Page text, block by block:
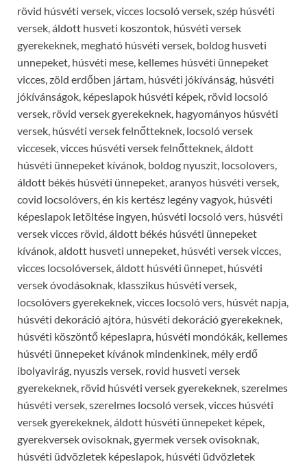
rövid húsvéti versek, vicces locsoló versek, szép húsvéti
versek, áldott husveti koszontok, húsvéti versek
gyerekeknek, megható húsvéti versek, boldog husveti
unnepeket, húsvéti mese, kellemes húsvéti ünnepeket
vicces, zöld erdőben jártam, húsvéti jókívánság, húsvéti
jókívánságok, képeslapok húsvéti képek, rövid locsoló
versek, rövid versek gyerekeknek, hagyományos húsvéti
versek, húsvéti versek felnőtteknek, locsoló versek
viccesek, vicces húsvéti versek felnőtteknek, áldott
húsvéti ünnepeket kívánok, boldog nyuszit, locsolovers,
áldott békés húsvéti ünnepeket, aranyos húsvéti versek,
covid locsolóvers, én kis kertész legény vagyok, húsvéti
képeslapok letöltése ingyen, húsvéti locsoló vers, húsvéti
versek vicces rövid, áldott békés húsvéti ünnepeket
kívánok, aldott husveti unnepeket, húsvéti versek vicces,
vicces locsolóversek, áldott húsvéti ünnepet, húsvéti
versek óvodásoknak, klasszikus húsvéti versek,
locsolóvers gyerekeknek, vicces locsoló vers, húsvét napja,
húsvéti dekoráció ajtóra, húsvéti dekoráció gyerekeknek,
húsvéti köszöntő képeslapra, húsvéti mondókák, kellemes
húsvéti ünnepeket kívánok mindenkinek, mély erdő
ibolyavirág, nyuszis versek, rovid husveti versek
gyerekeknek, rövid húsvéti versek gyerekeknek, szerelmes
húsvéti versek, szerelmes locsoló versek, vicces húsvéti
versek gyerekeknek, áldott húsvéti ünnepeket képek,
gyerekversek ovisoknak, gyermek versek ovisoknak,
húsvéti üdvözletek képeslapok, húsvéti üdvözletek